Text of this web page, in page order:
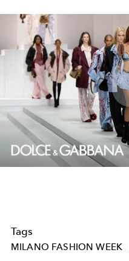
Tags
MILANO FASHION WEEK